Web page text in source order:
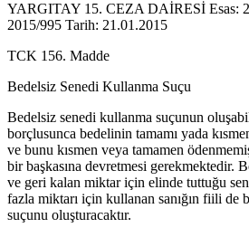
YARGITAY 15. CEZA DAİRESİ Esas:
2015/995 Tarih: 21.01.2015
TCK 156. Madde
Bedelsiz Senedi Kullanma Suçu
Bedelsiz senedi kullanma suçunun
borçlusunca bedelinin tamamı yada
ve bunu kısmen veya tamamen
bir başkasına devretmesi gerekmektedir.
ve geri kalan miktar için elinde tuttuğu
fazla miktarı için kullanan sanığın fiili de
suçunu oluşturacaktır.